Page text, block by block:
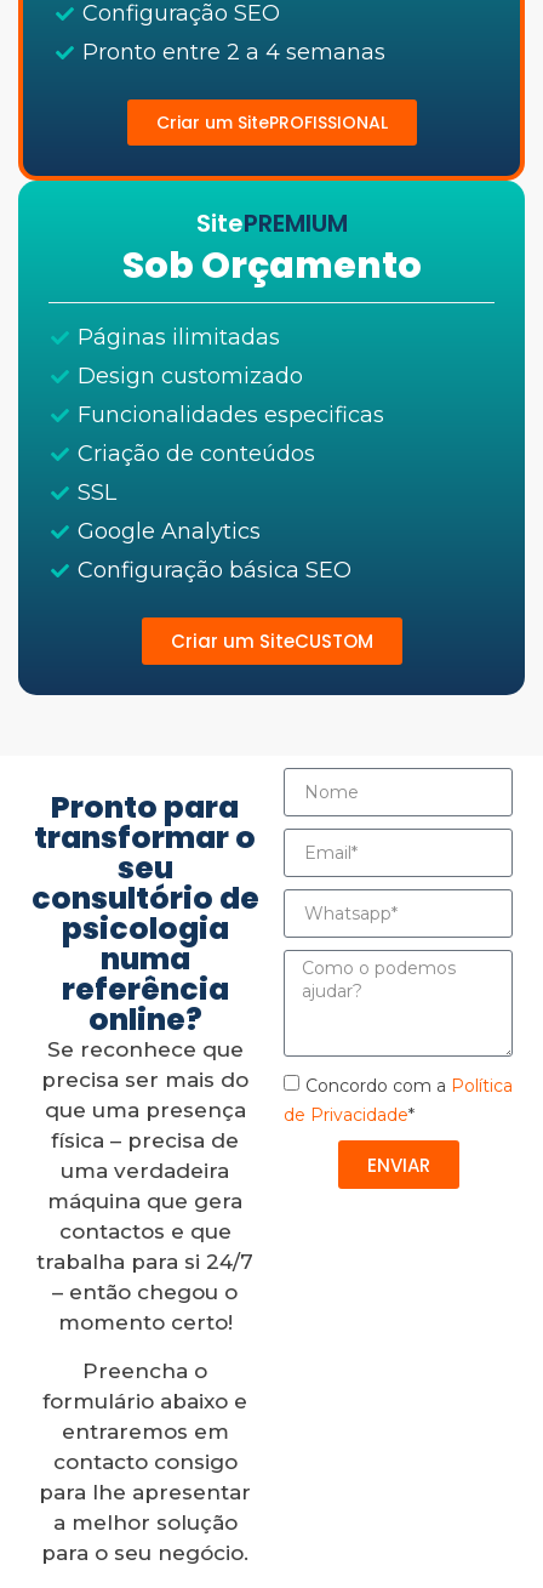
Configuração SEO
Pronto entre 2 a 4 semanas
Criar um SitePROFISSIONAL
SitePREMIUM
Sob Orçamento
Páginas ilimitadas
Design customizado
Funcionalidades especificas
Criação de conteúdos
SSL
Google Analytics
Configuração básica SEO
Criar um SiteCUSTOM
Pronto para
transformar o
seu
consultório de
psicologia
numa
referência
online?
Se reconhece que
precisa ser mais do
que uma presença
física – precisa de
uma verdadeira
máquina que gera
contactos e que
trabalha para si 24/7
– então chegou o
momento certo!
Preencha o
formulário abaixo e
entraremos em
contacto consigo
para lhe apresentar
a melhor solução
para o seu negócio.
Concordo com a Política
de Privacidade*
ENVIAR